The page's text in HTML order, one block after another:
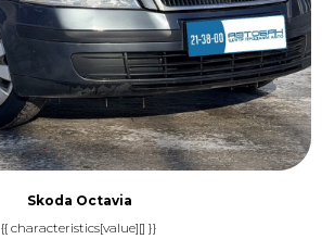
Skoda Octavia
{{ characteristics[value][] }}